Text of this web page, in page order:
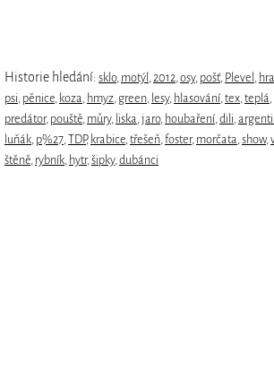
Historie hledání: sklo, motýl ,2012,osy, pošť, Plevel ,
psi, pěnice, koza, hmyz, green, lesy, hlasování,tex,teplá,
predátor, pouště, můry, liska,jaro, houbaření,dili,
luňák, p%27,TDP, krabice,třešeň,foster, morčata,show,
štěně, rybník, hytr,šipky,dubánci